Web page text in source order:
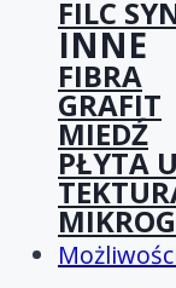
FILC
INNE
FIBRA
GRAFIT
MIEDŹ
PŁYTA